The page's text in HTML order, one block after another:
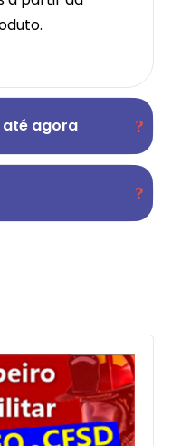
até agora